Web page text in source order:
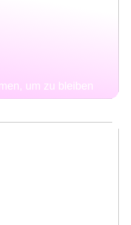
um zu bleiben